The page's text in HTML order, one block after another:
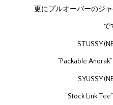
更にプルオーバーのジ
で
STUSSY
“Packable
SYUSSY
“Stock Link